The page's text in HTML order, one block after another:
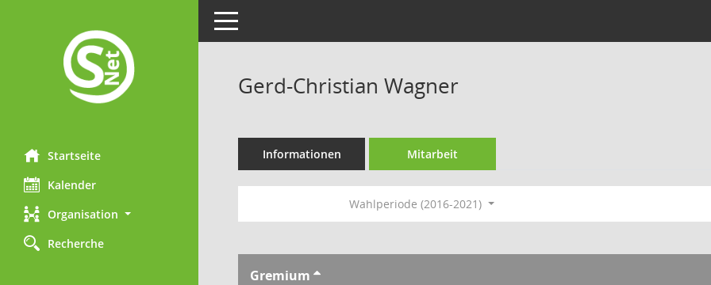
Startseite
Kalender
Organisation
Recherche
Toggle navigation
Gerd-Christian Wagner
Informationen Mitarbeit
Wahlperiode (2016-2021)
Gremium